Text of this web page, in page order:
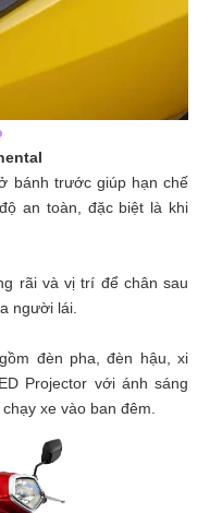
bánh trước giúp hạn chế
an toàn, đặc biệt là khi
rãi và vị trí để chân sau
người lái.
đèn pha, đèn hậu, xi
Projector với ánh sáng
xe vào ban đêm.